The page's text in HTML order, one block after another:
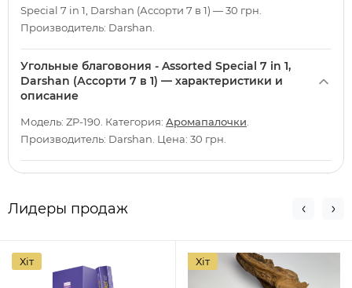
Special 7 in 1, Darshan (Ассорти 7 в 1) — 30 грн.
Производитель: Darshan.
Угольные благовония - Assorted Special 7 in 1,
Darshan (Ассорти 7 в 1) — характеристики и
описание
Модель: ZP-190. Категория: Аромапалочки
Производитель: Darshan. Цена: 30 грн.
Лидеры продаж
Хіт Хіт